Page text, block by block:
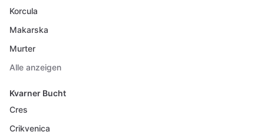
Korcula
Makarska
Murter
Alle anzeigen
Kvarner Bucht
Cres
Crikvenica